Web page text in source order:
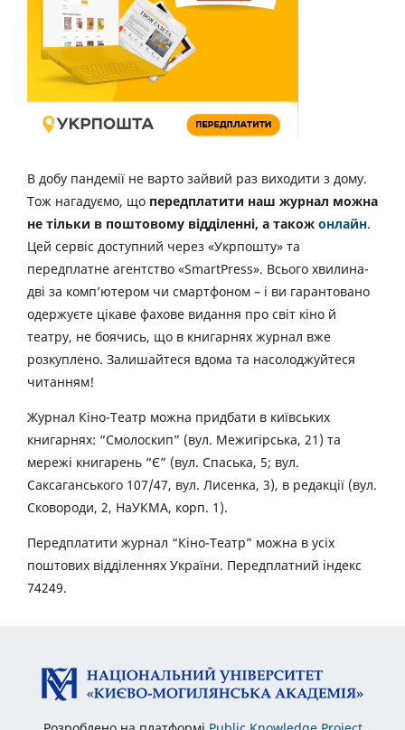
В добу пандемії не варто зайвий раз виходити з дому.
Тож нагадуємо, що передплатити наш журнал можна
не тільки в поштовому відділенні, а також онлайн.
Цей сервіс доступний через «Укрпошту» та
передплатне агентство «SmartPress». Всього хвилина-
дві за комп’ютером чи смартфоном – і ви гарантовано
одержуєте цікаве фахове видання про світ кіно й
театру, не боячись, що в книгарнях журнал вже
розкуплено. Залишайтеся вдома та насолоджуйтеся
читанням!
Журнал Кіно-Театр можна придбати в київських
книгарнях: “Смолоскип” (вул. Межигірська, 21) та
мережі книгарень “Є” (вул. Спаська, 5; вул.
Саксаганського 107/47, вул. Лисенка, 3), в редакції (вул.
Сковороди, 2, НаУКМА, корп. 1).
Передплатити журнал “Кіно-Театр” можна в усіх
поштових відділеннях України. Передплатний індекс
74249.